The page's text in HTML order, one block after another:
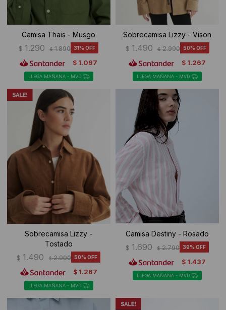
Camisa Thais - Musgo
$ 1.290 $ 1.890 31
$ 1.097
LLEGA MAÑANA - MVD
Sobrecamisa Lizzy - Vison
$ 1.490 $ 2.990 50
$ 1.267
LLEGA MAÑANA - MVD
Sobrecamisa Lizzy -
Tostado
$ 1.490 $ 2.990 50
$ 1.267
LLEGA MAÑANA - MVD
Camisa Destiny - Rosado
$ 1.690 $ 2.790 39
$ 1.437
LLEGA MAÑANA - MVD